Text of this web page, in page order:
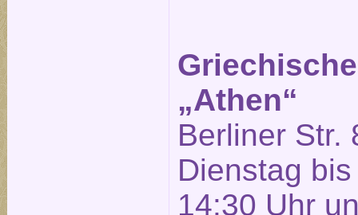
„Athen“
Berliner Str.
Dienstag
14:30 Uhr